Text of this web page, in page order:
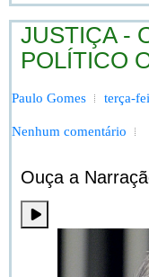
JUSTIÇA -
POLÍTICO
Paulo Gomes terça-
Nenhum comentário
Ouça a